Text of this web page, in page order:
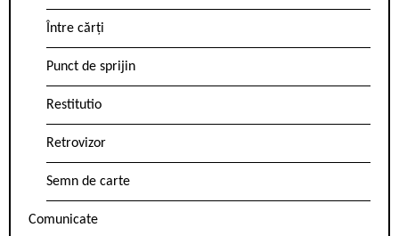
Între cărți
Punct de sprijin
Restitutio
Retrovizor
Semn de carte
Comunicate